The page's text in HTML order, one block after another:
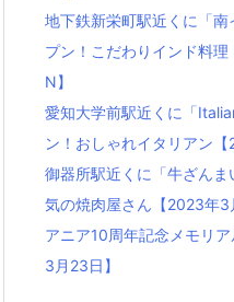
地下鉄新栄町駅近くに「
プン！こだわりインド料
N】
愛知大学前駅近くに「
ン！おしゃれイタリアン【
御器所駅近くに「牛ざん
気の焼肉屋さん【2023年3
アニア10周年記念メモリ
3月23日】